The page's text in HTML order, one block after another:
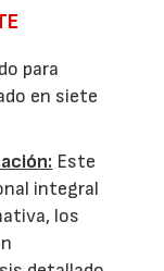
para
en siete
Este
integral
los